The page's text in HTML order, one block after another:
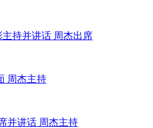
持并讲话 周杰出席
周杰主持
并讲话 周杰主持